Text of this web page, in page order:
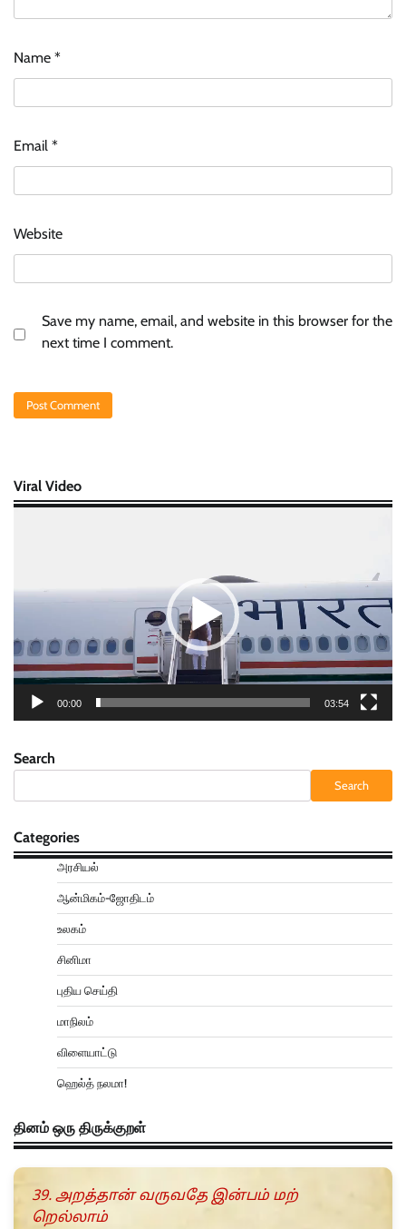
Name *
Email *
Website
Save my name, email, and website in this browser for the
next time I comment.
Viral Video
00:00 03:54
Search
Search
Categories
அரசியல்
ஆன்மிகம்-ஜோதிடம்
உலகம்
சினிமா
புதிய செய்தி
மாநிலம்
விளையாட்டு
ஹெல்த் நலமா!
தினம் ஒரு திருக்குறள்
39. அறத்தான் வருவதே இன்பம் மற்
றெல்லாம்